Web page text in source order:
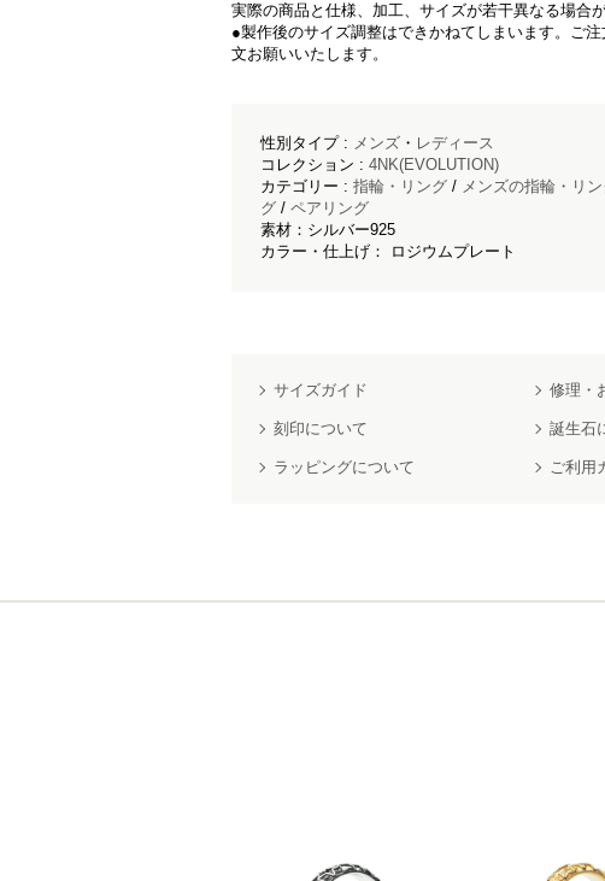
実際の商品と仕様、加工、サイズが若干異なる場合が
●製作後のサイズ調整はできかねてしまいます。ご
文お願いいたします。
性別タイプ : メンズ ・ レディース
コレクション : 4NK(EVOLUTION)
カテゴリー : 指輪・リング / メンズの指輪・リ
グ / ペアリング
素材：シルバー925
カラー・仕上げ： ロジウムプレート
サイズガイド 修理・
刻印について 誕生石
ラッピングについて ご利用